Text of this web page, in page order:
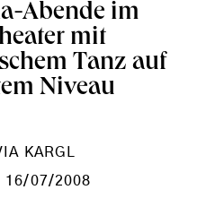
Abende im
mit
Tanz auf
Niveau
KARGL
16/07/2008